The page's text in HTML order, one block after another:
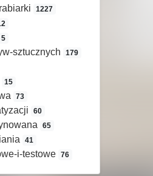
1227
5
sztucznych 179
15
73
60
65
41
i-testowe 76